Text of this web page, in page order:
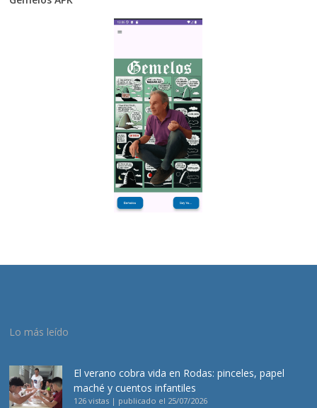
Lo más leído
El verano cobra vida en Rodas: pinceles, papel
maché y cuentos infantiles
126 vistas | publicado el 25/07/2026